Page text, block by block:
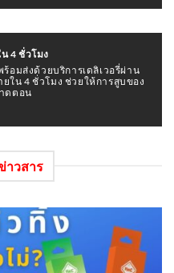
4 ชั่วโมง
อมส่งด้วยบริการเดลิเวอรี่ผ่าน
ยใน 4 ชั่วโมง ช่วยให้การสูบของ
ดตอน
าวสาร